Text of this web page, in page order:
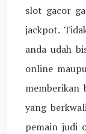
slot gacor
jackpot.
anda udah
online
memberikan
yang
pemain judi